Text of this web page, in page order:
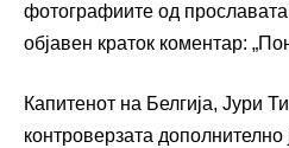
фотографиите од
објавен краток коментар:
Капитенот на Белгија, Јури
контроверзата